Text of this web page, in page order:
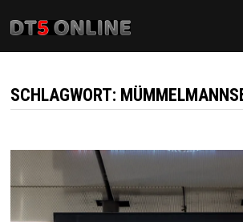
zum
Inhalt
SCHLAGWORT: